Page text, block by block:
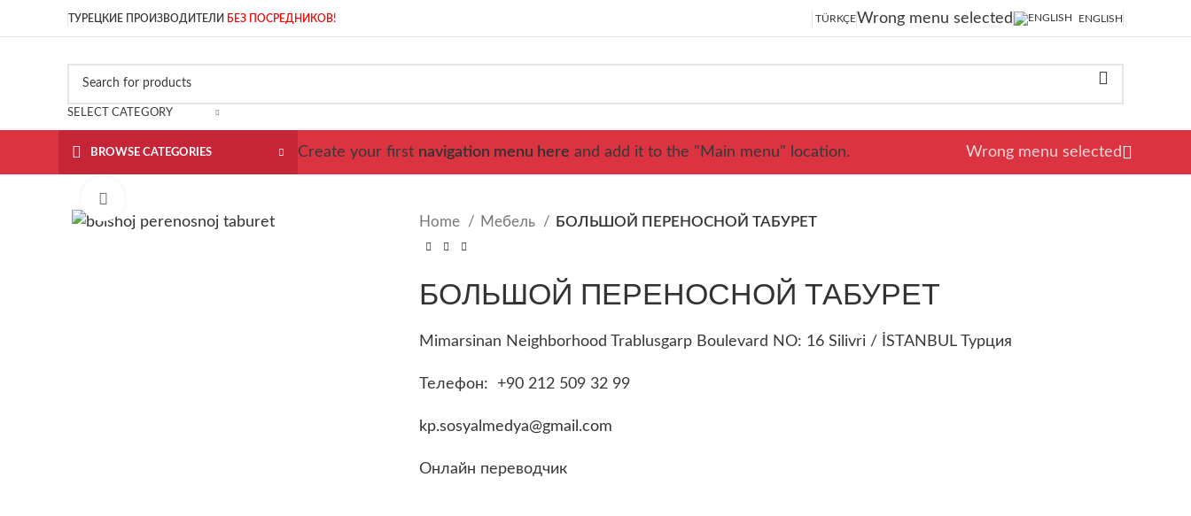
ТУРЕЦКИЕ ПРОИЗВОДИТЕЛИ БЕЗ ПОСРЕДНИКОВ! TÜRKÇEWrong menu selected ENGLISH
SELECT CATEGORY
BROWSE CATEGORIES Create your first navigation menu here and add it to the "Main menu" location. Wrong menu selected
Home Мебель БОЛЬШОЙ ПЕРЕНОСНОЙ ТАБУРЕТ
БОЛЬШОЙ ПЕРЕНОСНОЙ ТАБУРЕТ
Mimarsinan Neighborhood Trablusgarp Boulevard NO: 16 Silivri / İSTANBUL Турция
Телефон: +90 212 509 32 99
kp.sosyalmedya@gmail.com
Онлайн переводчик